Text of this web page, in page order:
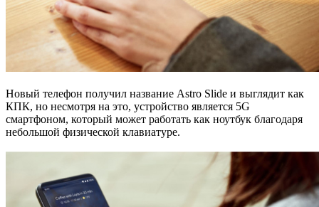
Новый телефон получил название Astro Slide и выглядит как
КПК, но несмотря на это, устройство является 5G
смартфоном, который может работать как ноутбук благодаря
небольшой физической клавиатуре.